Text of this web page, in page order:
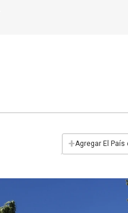
+Agregar El País